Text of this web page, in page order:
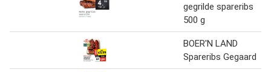
gegrilde spareribs
500 g
BOER'N LAND
Spareribs Gegaard